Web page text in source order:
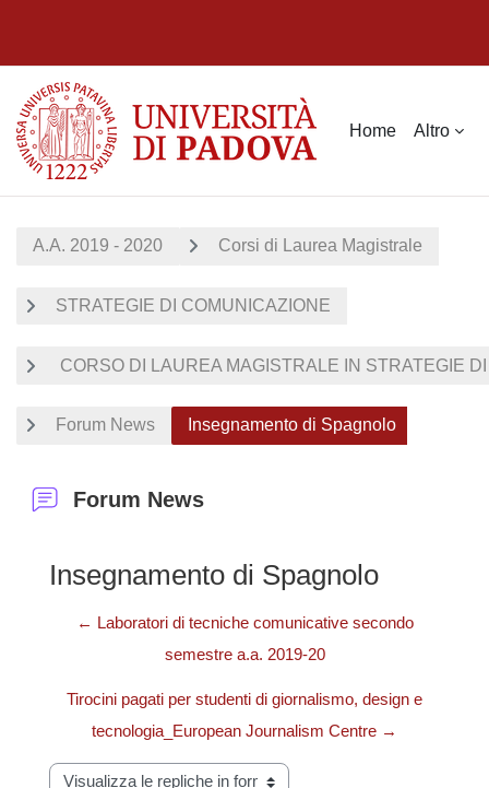
Home Altro
A.A. 2019 - 2020 Corsi di Laurea Magistrale
STRATEGIE DI COMUNICAZIONE
CORSO DI LAUREA MAGISTRALE IN STRATEGIE
Forum News Insegnamento di Spagnolo
Forum News
Insegnamento di Spagnolo
← Laboratori di tecniche comunicative secondo
semestre a.a. 2019-20
Tirocini pagati per studenti di giornalismo, design e
tecnologia_European Journalism Centre →
Modalità visualizzazione